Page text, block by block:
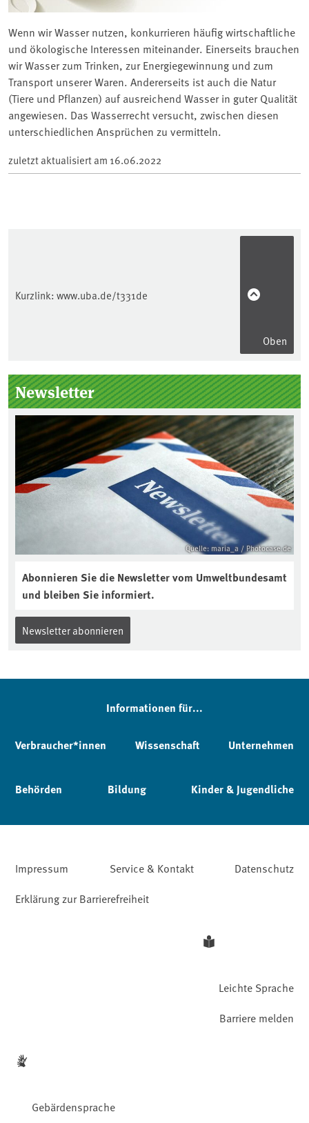
Wenn wir Wasser nutzen, konkurrieren häufig wirtschaftliche
und ökologische Interessen miteinander. Einerseits brauchen
wir Wasser zum Trinken, zur Energiegewinnung und zum
Transport unserer Waren. Andererseits ist auch die Natur
(Tiere und Pflanzen) auf ausreichend Wasser in guter Qualität
angewiesen. Das Wasserrecht versucht, zwischen diesen
unterschiedlichen Ansprüchen zu vermitteln.
zuletzt aktualisiert am 16.06.2022
Kurzlink: www.uba.de/t331de
Oben
Seitenleiste
Newsletter
Quelle: maria_a / Photocase.de
Abonnieren Sie die Newsletter vom Umweltbundesamt
und bleiben Sie informiert.
Newsletter abonnieren
Informationen für...
Verbraucher*innen Wissenschaft Unternehmen
Behörden Bildung Kinder & Jugendliche
Impressum Service & Kontakt
Datenschutz
Erklärung zur Barrierefreiheit
Leichte Sprache
Gebärdensprache
Barriere melden